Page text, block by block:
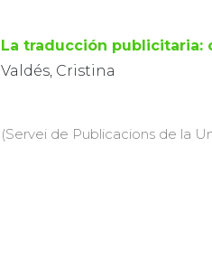
La traducción publicitaria:
Valdés, Cristina
(Servei de Publicacions de la